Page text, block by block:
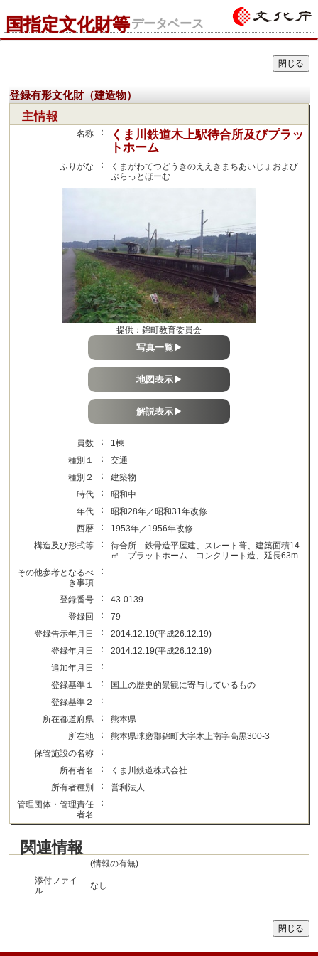
国指定文化財等データベース
登録有形文化財（建造物）
主情報
名称 ：
くま川鉄道木上駅待合所及びプラッ
トホーム
ふりがな ：
くまがわてつどうきのええきまちあいじょおよび
ぷらっとほーむ
提供：錦町教育委員会
写真一覧▶
地図表示▶
解説表示▶
員数 ：
1棟
種別１
：
交通
種別２
：
建築物
時代
：
昭和中
年代
：
昭和28年／昭和31年改修
西暦
：
1953年／1956年改修
構造及び形式等
：
待合所 鉄骨造平屋建、スレート葺、建築面積14
㎡ プラットホーム コンクリート造、延長63m
その他参考となるべ
き事項
：
登録番号 ：
43-0139
登録回
：
79
登録告示年月日
：
2014.12.19(平成26.12.19)
登録年月日
：
2014.12.19(平成26.12.19)
追加年月日
：
登録基準１ ：
国土の歴史的景観に寄与しているもの
登録基準２
：
所在都道府県 ：
熊本県
所在地
：
熊本県球磨郡錦町大字木上南字高黒300-3
保管施設の名称
：
所有者名 ：
くま川鉄道株式会社
所有者種別
：
営利法人
管理団体・管理責任
者名
：
関連情報
(情報の有無)
添付ファイ
ル
なし